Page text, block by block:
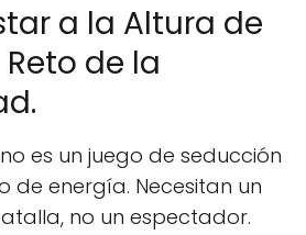
a la Altura de
Reto de la
es un juego de seducción
de energía. Necesitan un
no un espectador.